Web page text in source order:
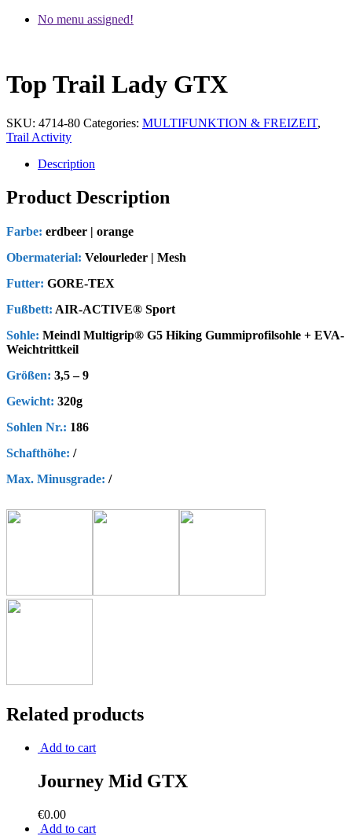
No menu assigned!
Top Trail Lady GTX
SKU: 4714-80 Categories: MULTIFUNKTION & FREIZEIT,
Trail Activity
Description
Product Description
Farbe: erdbeer | orange
Obermaterial: Velourleder | Mesh
Futter: GORE-TEX
Fußbett: AIR-ACTIVE® Sport
Sohle: Meindl Multigrip® G5 Hiking Gummiprofilsohle + EVA-
Weichtrittkeil
Größen: 3,5 – 9
Gewicht: 320g
Sohlen Nr.: 186
Schafthöhe: /
Max. Minusgrade: /
Related products
Add to cart
Journey Mid GTX
€0.00
Add to cart